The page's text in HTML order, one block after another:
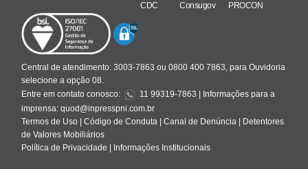
CDC Consugov PROCON
Central de atendimento: 3003-7863 ou 0800 400 7863, para Ouvidoria
selecione a opção 08.
Entre em contato conosco:
11 99319-7863
| Informações para a
imprensa: quod@inpresspni.com.br
Termos de Uso
Código de Conduta Canal de Denúncia
Detentores
de Valores Mobiliários
Política de Privacidade
Informações Institucionais